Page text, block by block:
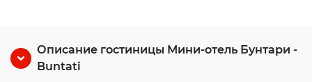
Описание гостиницы Мини-отель Бунтари -
Buntati